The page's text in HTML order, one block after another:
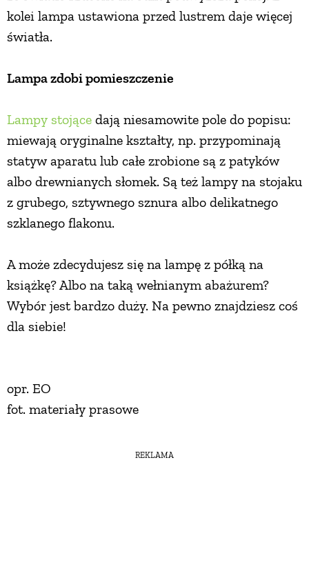
kolei lampa ustawiona przed lustrem daje więcej
światła.
Lampa zdobi pomieszczenie
Lampy stojące dają niesamowite pole do popisu:
miewają oryginalne kształty, np. przypominają
statyw aparatu lub całe zrobione są z patyków
albo drewnianych słomek. Są też lampy na stojaku
z grubego, sztywnego sznura albo delikatnego
szklanego flakonu.
A może zdecydujesz się na lampę z półką na
książkę? Albo na taką wełnianym abażurem?
Wybór jest bardzo duży. Na pewno znajdziesz coś
dla siebie!
opr. EO
fot. materiały prasowe
REKLAMA
INNE